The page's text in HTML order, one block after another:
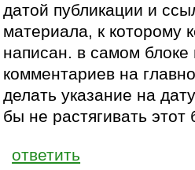
датой публикации и
материала, к которому
написан. в самом блоке
комментариев на
делать указание на
бы не растягивать этот
ответить